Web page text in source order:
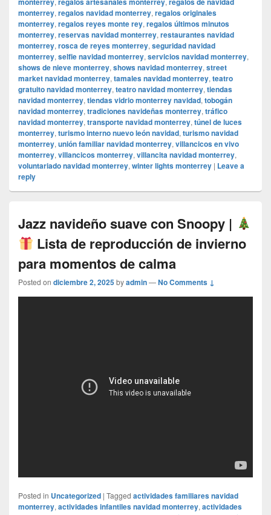
monterrey, regalos navidad monterrey, regalos originales
monterrey, regalos reyes monte rey, regalos últimos minutos
monterrey, reservas navidad monterrey, restaurantes navidad
monterrey, rosca de reyes monterrey, seguridad navidad
monterrey, selfie navidad monterrey, servicios navidad monterrey,
shows de nieve monterrey, shows navidad monterrey, street
market navidad monterrey, tamales navidad monterrey, teatro
gratuito navidad monterrey, teatro navidad monterrey, tiendas
navidad monterrey, tiendas vidrio monterrey navidad, tobogán
navidad monterrey, tradiciones navideñas monterrey, tráfico
navidad monterrey, transporte navidad monterrey, túnel de luces
monterrey, turismo interno nuevo león navidad, turismo navidad
monterrey, unión familiar navidad monterrey, villancicos en vivo
monterrey, villancicos monterrey, villancita navidad monterrey,
voluntariado navidad monterrey, winter lights monterrey | Leave a
reply
Jazz navideño suave con Snoopy |
Lista de reproducción de invierno
para momentos de calma
Posted on diciembre 2, 2025byadmin—No Comments ↓
Posted in Uncategorized | Tagged actividades familiares navidad
monterrey, actividades infantiles navidad monterrey, actividades